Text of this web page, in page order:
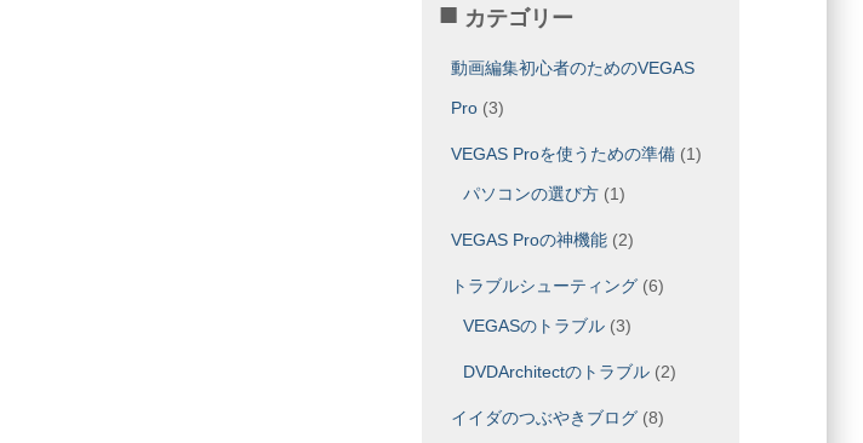
カテゴリー
動画編集初心者のためのVEGAS
Pro(3)
VEGAS Proを使うための準備(1)
パソコンの選び方(1)
VEGAS Proの神機能(2)
トラブルシューティング(6)
VEGASのトラブル(3)
DVDArchitectのトラブル(2)
イイダのつぶやきブログ(8)